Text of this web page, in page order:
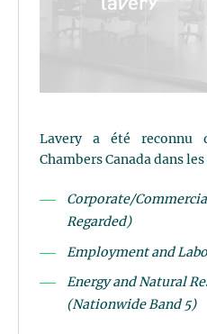
Lavery a été reconnu
Chambers Canada dans
Corporate/
Regarded)
Employment and
Energy and Natural
(Nationwide Band 5)